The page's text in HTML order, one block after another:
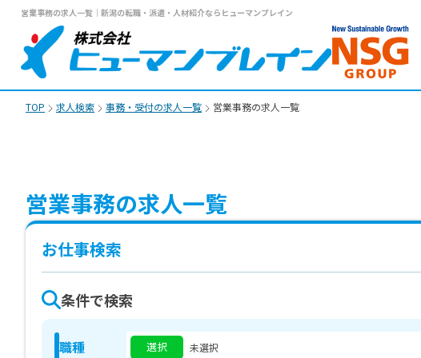
営業事務の求人一覧｜新潟の転職・派遣・人材紹介ならヒューマンブレイン
TOP 求人検索 事務・受付の求人一覧 営業事務の求人一覧
営業事務の求人一覧
お仕事検索
条件で検索
職種 選択 未選択